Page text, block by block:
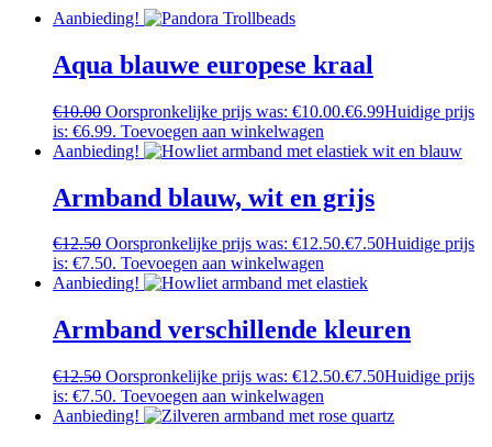
Aanbieding!
Aqua blauwe europese kraal
€10.00 Oorspronkelijke prijs was: €10.00.€6.99Huidige prijs
is: €6.99. Toevoegen aan winkelwagen
Aanbieding!
Armband blauw, wit en grijs
€12.50 Oorspronkelijke prijs was: €12.50.€7.50Huidige prijs
is: €7.50. Toevoegen aan winkelwagen
Aanbieding!
Armband verschillende kleuren
€12.50 Oorspronkelijke prijs was: €12.50.€7.50Huidige prijs
is: €7.50. Toevoegen aan winkelwagen
Aanbieding!